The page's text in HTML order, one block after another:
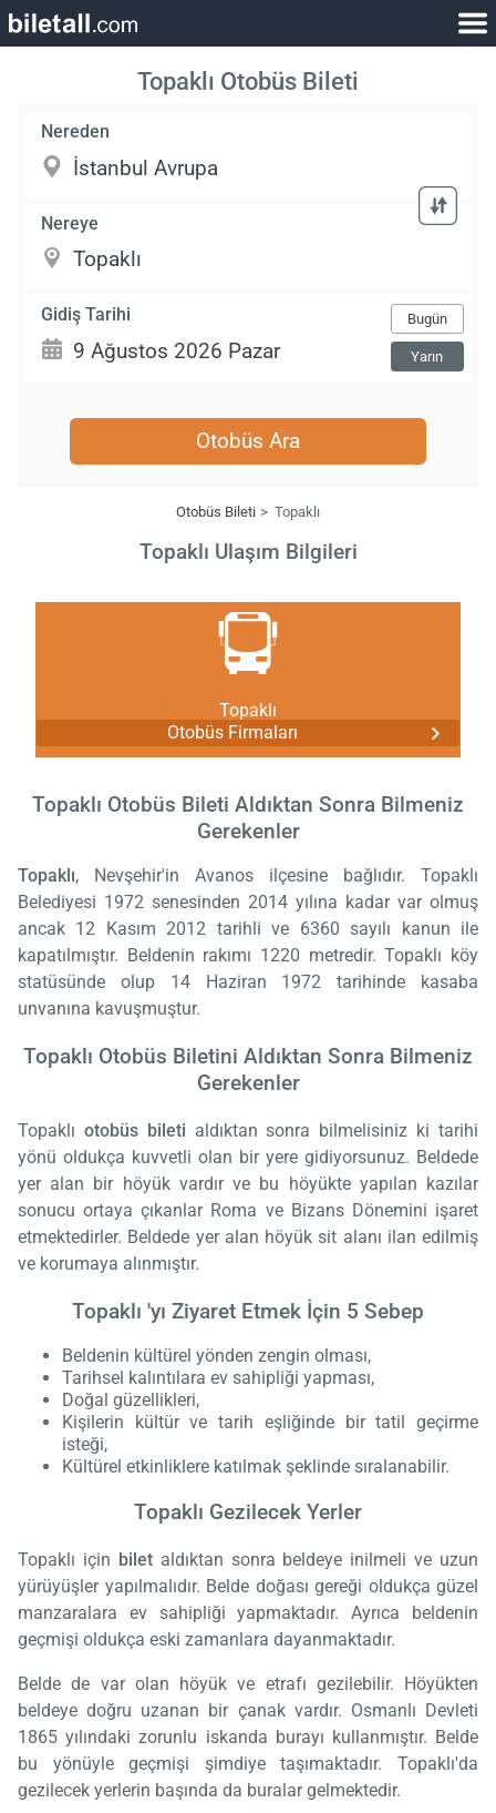
Topaklı Otobüs Bileti
Nereden
Nereye
Gidiş Tarihi Bugün
Yarın
Otobüs Ara
Otobüs Bileti Topaklı
Topaklı Ulaşım Bilgileri
Topaklı
Otobüs Firmaları
Topaklı Otobüs Bileti Aldıktan Sonra Bilmeniz
Gerekenler
Topaklı, Nevşehir'in Avanos ilçesine bağlıdır. Topaklı
Belediyesi 1972 senesinden 2014 yılına kadar var olmuş
ancak 12 Kasım 2012 tarihli ve 6360 sayılı kanun ile
kapatılmıştır. Beldenin rakımı 1220 metredir. Topaklı köy
statüsünde olup 14 Haziran 1972 tarihinde kasaba
unvanına kavuşmuştur.
Topaklı Otobüs Biletini Aldıktan Sonra Bilmeniz
Gerekenler
Topaklı otobüs bileti aldıktan sonra bilmelisiniz ki tarihi
yönü oldukça kuvvetli olan bir yere gidiyorsunuz. Beldede
yer alan bir höyük vardır ve bu höyükte yapılan kazılar
sonucu ortaya çıkanlar Roma ve Bizans Dönemini işaret
etmektedirler. Beldede yer alan höyük sit alanı ilan edilmiş
ve korumaya alınmıştır.
Topaklı 'yı Ziyaret Etmek İçin 5 Sebep
Beldenin kültürel yönden zengin olması,
Tarihsel kalıntılara ev sahipliği yapması,
Doğal güzellikleri,
Kişilerin kültür ve tarih eşliğinde bir tatil geçirme
isteği,
Kültürel etkinliklere katılmak şeklinde sıralanabilir.
Topaklı Gezilecek Yerler
Topaklı için bilet aldıktan sonra beldeye inilmeli ve uzun
yürüyüşler yapılmalıdır. Belde doğası gereği oldukça güzel
manzaralara ev sahipliği yapmaktadır. Ayrıca beldenin
geçmişi oldukça eski zamanlara dayanmaktadır.
Belde de var olan höyük ve etrafı gezilebilir. Höyükten
beldeye doğru uzanan bir çanak vardır. Osmanlı Devleti
1865 yılındaki zorunlu iskanda burayı kullanmıştır. Belde
bu yönüyle geçmişi şimdiye taşımaktadır. Topaklı'da
gezilecek yerlerin başında da buralar gelmektedir.